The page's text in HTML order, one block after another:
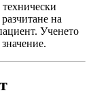
на
Ученето